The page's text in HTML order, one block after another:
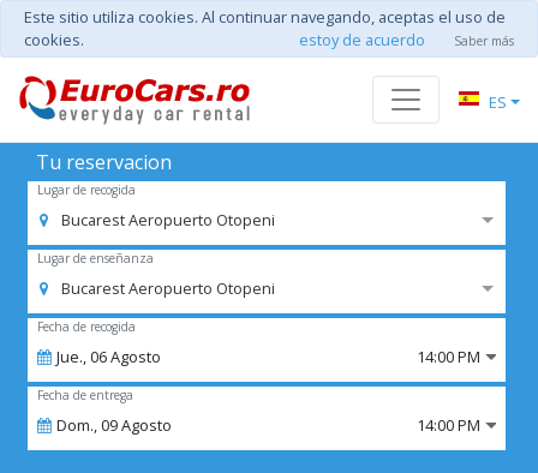
Este sitio utiliza cookies. Al continuar navegando, aceptas el uso de
cookies.
estoy de acuerdo Saber más
ES
Tu reservacion
Lugar de recogida
Bucarest Aeropuerto Otopeni
Lugar de enseñanza
Bucarest Aeropuerto Otopeni
Fecha de recogida
Jue.,06Agosto 14:00 PM
Fecha de entrega
Dom.,09Agosto 14:00 PM